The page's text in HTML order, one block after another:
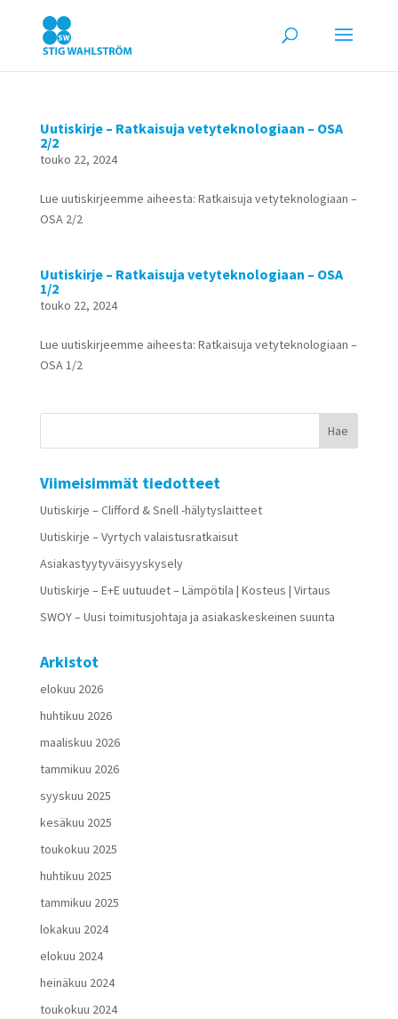
Uutiskirje – Ratkaisuja vetyteknologiaan – OSA
2/2
touko 22, 2024
Lue uutiskirjeemme aiheesta: Ratkaisuja vetyteknologiaan –
OSA 2/2
Uutiskirje – Ratkaisuja vetyteknologiaan – OSA
1/2
touko 22, 2024
Lue uutiskirjeemme aiheesta: Ratkaisuja vetyteknologiaan –
OSA 1/2
Viimeisimmät tiedotteet
Uutiskirje – Clifford & Snell -hälytyslaitteet
Uutiskirje – Vyrtych valaistusratkaisut
Asiakastyytyväisyyskysely
Uutiskirje – E+E uutuudet – Lämpötila | Kosteus | Virtaus
SWOY – Uusi toimitusjohtaja ja asiakaskeskeinen suunta
Arkistot
elokuu 2026
huhtikuu 2026
maaliskuu 2026
tammikuu 2026
syyskuu 2025
kesäkuu 2025
toukokuu 2025
huhtikuu 2025
tammikuu 2025
lokakuu 2024
elokuu 2024
heinäkuu 2024
toukokuu 2024